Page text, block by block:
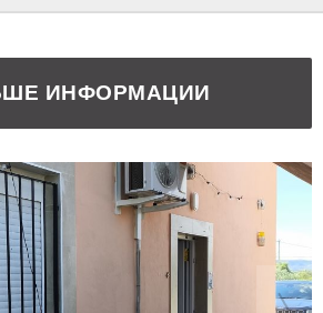
ИНФОРМАЦИИ